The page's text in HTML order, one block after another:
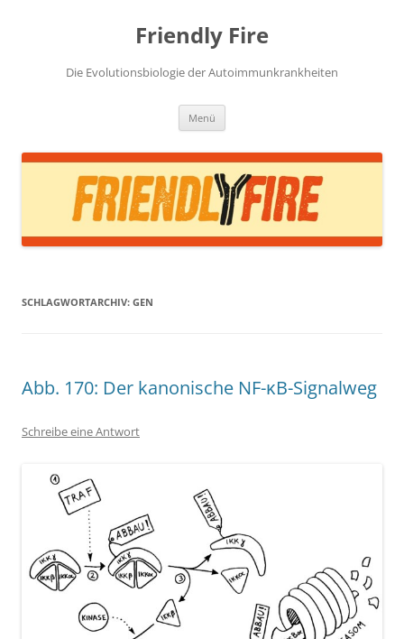
Friendly Fire
Die Evolutionsbiologie der Autoimmunkrankheiten
Menü
SCHLAGWORTARCHIV: GEN
Abb. 170: Der kanonische NF-κB-Signalweg
Schreibe eine Antwort